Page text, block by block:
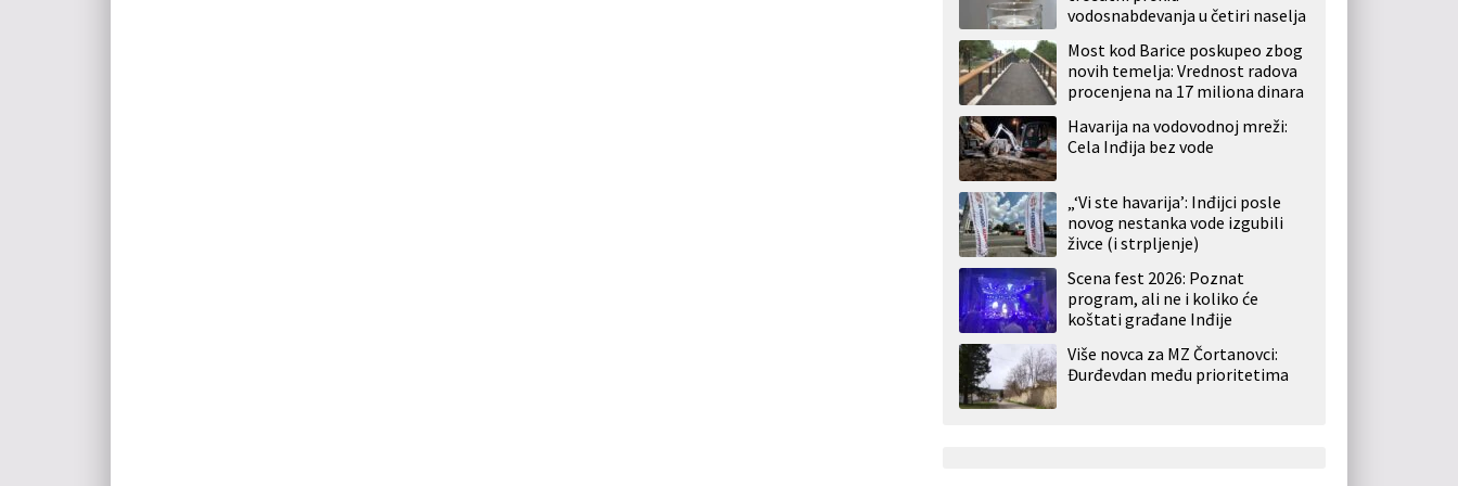
vodosnabdevanja u četiri naselja
Most kod Barice poskupeo zbog
novih temelja: Vrednost radova
procenjena na 17 miliona dinara
Havarija na vodovodnoj mreži:
Cela Inđija bez vode
„‘Vi ste havarija’: Inđijci posle
novog nestanka vode izgubili
živce (i strpljenje)
Scena fest 2026: Poznat
program, ali ne i koliko će
koštati građane Inđije
Više novca za MZ Čortanovci:
Đurđevdan među prioritetima